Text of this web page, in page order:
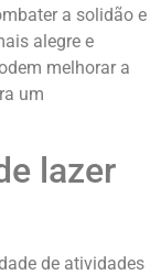
a solidão e
alegre e
melhorar a
um
lazer
de atividades